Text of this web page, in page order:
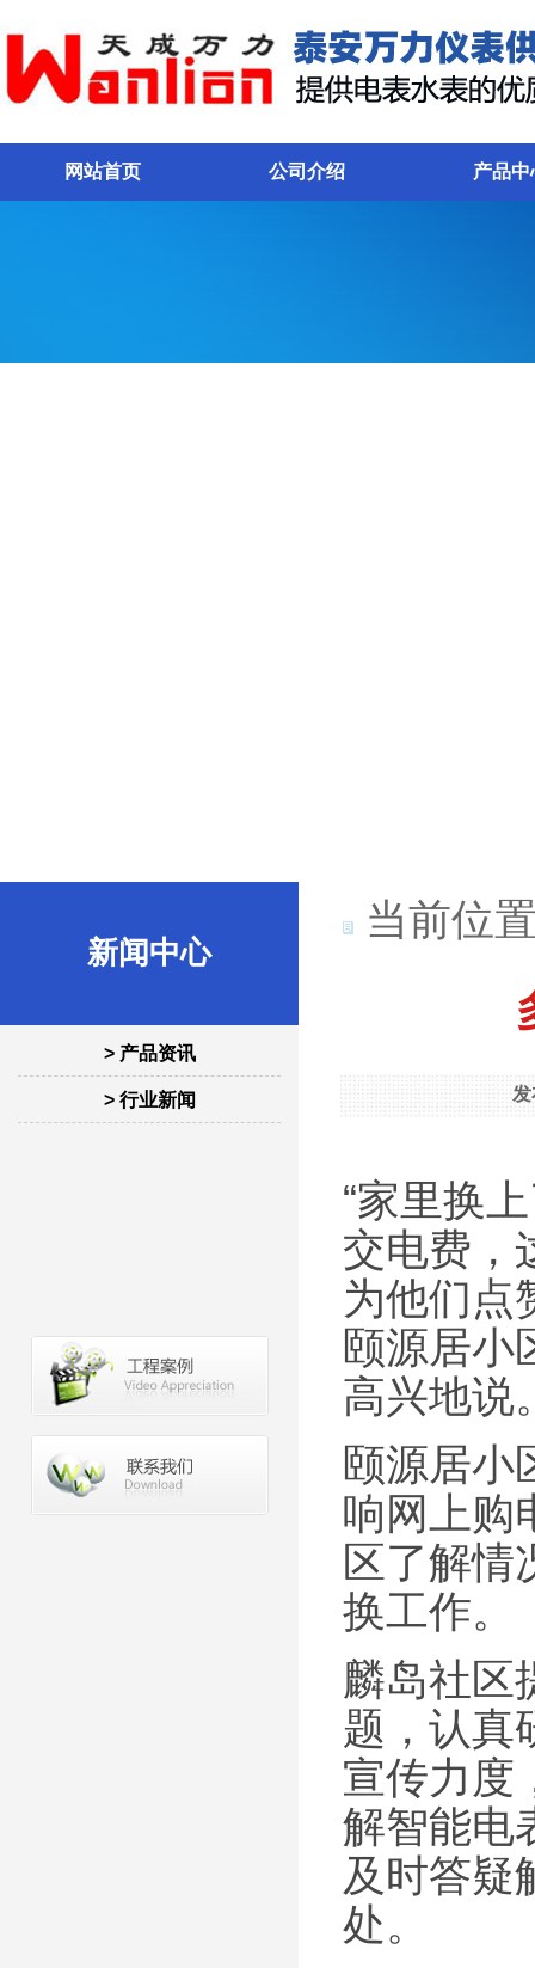
网站首页 公司介绍 产品中
新闻中心
> 产品资讯
> 行业新闻
当前位
“家里换
交电费，
为他们点
颐源居小
高兴地说
颐源居小
响网上购
区了解情
换工作。
麟岛社区
题，认真
宣传力度
解智能电
及时答疑
处。